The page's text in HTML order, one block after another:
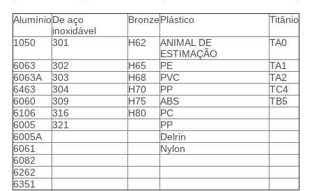
AlumínioDe aço
inoxidável
BronzePlástico Titânio
1050 301 H62
ANIMAL DE
ESTIMAÇÃO
TA0
6063 302 H65 PE
TA1
6063A
303 H68 PVC
TA2
6463
304 H70 PP
TC4
6060
309 H75 ABS
TB5
6106
316 H80
PC
6005
321
PP
6005A
Delrin
6061
Nylon
6082
6262
6351